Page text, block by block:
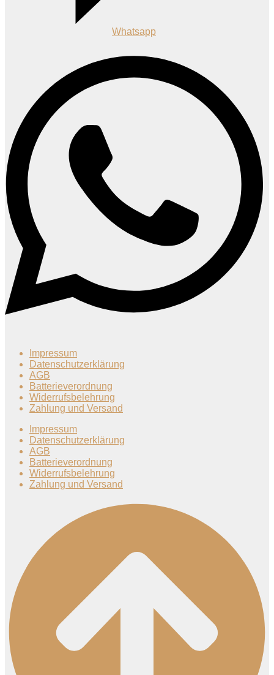
Whatsapp
Impressum
Datenschutzerklärung
AGB
Batterieverordnung
Widerrufsbelehrung
Zahlung und Versand
Impressum
Datenschutzerklärung
AGB
Batterieverordnung
Widerrufsbelehrung
Zahlung und Versand